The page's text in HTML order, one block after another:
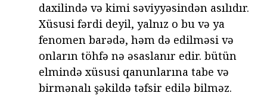
daxilində və kimi səviyyəsindən asılıdır.
Xüsusi fərdi deyil, yalnız o bu və ya
fenomen barədə, həm də edilməsi və
onların töhfə nə əsaslanır edir. bütün
elmində xüsusi qanunlarına tabe və
birmənalı şəkildə təfsir edilə bilməz.